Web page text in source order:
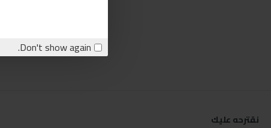
Don't show again.
نقترحه عليك